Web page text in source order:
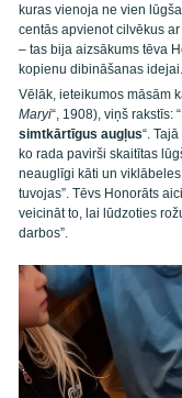
kuras vienoja ne vien
centās apvienot cilvēkus
– tas bija aizsākums tēva
kopienu dibināšanas idejai.
Vēlāk, ieteikumos māsām
Maryi“, 1908), viņš rakstīs:
simtkārtīgus augļus“.
ko rada pavirši skaitītas
neauglīgi kāti un
tuvojas”. Tēvs Honorāts
veicināt to, lai lūdzoties
darbos”.